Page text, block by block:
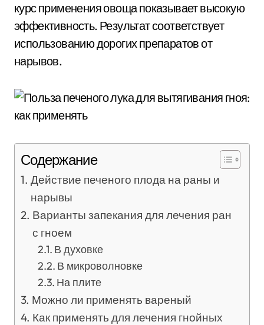
курс применения овоща показывает высокую
эффективность. Результат соответствует
использованию дорогих препаратов от
нарывов.
Содержание
Действие печеного плода на раны и
нарывы
Варианты запекания для лечения ран
с гноем
В духовке
В микроволновке
На плите
Можно ли применять вареный
Как применять для лечения гнойных